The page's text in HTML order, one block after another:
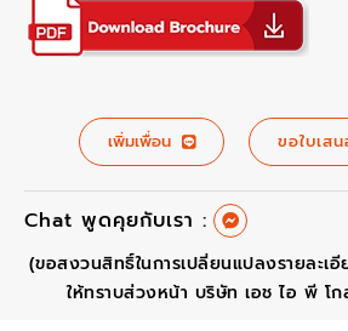
เพิ่มเพื่อน ขอใบเสน
Chat พูดคุยกับเรา :
(ขอสงวนสิทธิ์ในการเปลี่ยนแปลงรายละเ
ให้ทราบส่วงหน้า บริษัท เอช ไอ พี โ